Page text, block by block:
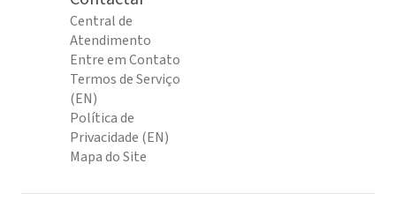
Central de
Atendimento
Entre em Contato
Termos de Serviço
(EN)
Política de
Privacidade (EN)
Mapa do Site